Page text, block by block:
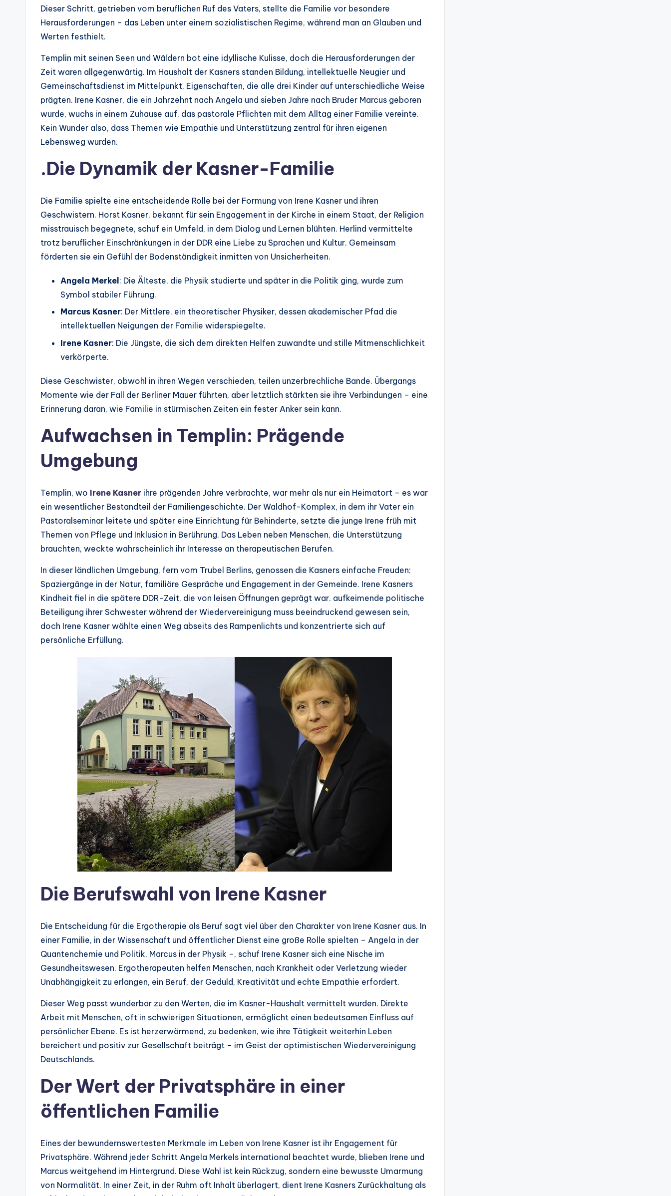
Dieser Schritt, getrieben vom beruflichen Ruf des Vaters, stellte die Familie vor besondere
Herausforderungen – das Leben unter einem sozialistischen Regime, während man an Glauben und
Werten festhielt.
Templin mit seinen Seen und Wäldern bot eine idyllische Kulisse, doch die Herausforderungen der
Zeit waren allgegenwärtig. Im Haushalt der Kasners standen Bildung, intellektuelle Neugier und
Gemeinschaftsdienst im Mittelpunkt, Eigenschaften, die alle drei Kinder auf unterschiedliche Weise
prägten. Irene Kasner, die ein Jahrzehnt nach Angela und sieben Jahre nach Bruder Marcus geboren
wurde, wuchs in einem Zuhause auf, das pastorale Pflichten mit dem Alltag einer Familie vereinte.
Kein Wunder also, dass Themen wie Empathie und Unterstützung zentral für ihren eigenen
Lebensweg wurden.
.Die Dynamik der Kasner-Familie
Die Familie spielte eine entscheidende Rolle bei der Formung von Irene Kasner und ihren
Geschwistern. Horst Kasner, bekannt für sein Engagement in der Kirche in einem Staat, der Religion
misstrauisch begegnete, schuf ein Umfeld, in dem Dialog und Lernen blühten. Herlind vermittelte
trotz beruflicher Einschränkungen in der DDR eine Liebe zu Sprachen und Kultur. Gemeinsam
förderten sie ein Gefühl der Bodenständigkeit inmitten von Unsicherheiten.
Angela Merkel : Die Älteste, die Physik studierte und später in die Politik ging, wurde zum
Symbol stabiler Führung.
Marcus Kasner: Der Mittlere, ein theoretischer Physiker, dessen akademischer Pfad die
intellektuellen Neigungen der Familie widerspiegelte.
Irene Kasner: Die Jüngste, die sich dem direkten Helfen zuwandte und stille Mitmenschlichkeit
verkörperte.
Diese Geschwister, obwohl in ihren Wegen verschieden, teilen unzerbrechliche Bande. Übergangs
Momente wie der Fall der Berliner Mauer führten, aber letztlich stärkten sie ihre Verbindungen – eine
Erinnerung daran, wie Familie in stürmischen Zeiten ein fester Anker sein kann.
Aufwachsen in Templin: Prägende
Umgebung
Templin, wo Irene Kasner ihre prägenden Jahre verbrachte, war mehr als nur ein Heimatort – es war
ein wesentlicher Bestandteil der Familiengeschichte. Der Waldhof-Komplex, in dem ihr Vater ein
Pastoralseminar leitete und später eine Einrichtung für Behinderte, setzte die junge Irene früh mit
Themen von Pflege und Inklusion in Berührung. Das Leben neben Menschen, die Unterstützung
brauchten, weckte wahrscheinlich ihr Interesse an therapeutischen Berufen.
In dieser ländlichen Umgebung, fern vom Trubel Berlins, genossen die Kasners einfache Freuden:
Spaziergänge in der Natur, familiäre Gespräche und Engagement in der Gemeinde. Irene Kasners
Kindheit fiel in die spätere DDR-Zeit, die von leisen Öffnungen geprägt war. aufkeimende politische
Beteiligung ihrer Schwester während der Wiedervereinigung muss beeindruckend gewesen sein,
doch Irene Kasner wählte einen Weg abseits des Rampenlichts und konzentrierte sich auf
persönliche Erfüllung.
Die Berufswahl von Irene Kasner
Die Entscheidung für die Ergotherapie als Beruf sagt viel über den Charakter von Irene Kasner aus. In
einer Familie, in der Wissenschaft und öffentlicher Dienst eine große Rolle spielten – Angela in der
Quantenchemie und Politik, Marcus in der Physik –, schuf Irene Kasner sich eine Nische im
Gesundheitswesen. Ergotherapeuten helfen Menschen, nach Krankheit oder Verletzung wieder
Unabhängigkeit zu erlangen, ein Beruf, der Geduld, Kreativität und echte Empathie erfordert.
Dieser Weg passt wunderbar zu den Werten, die im Kasner-Haushalt vermittelt wurden. Direkte
Arbeit mit Menschen, oft in schwierigen Situationen, ermöglicht einen bedeutsamen Einfluss auf
persönlicher Ebene. Es ist herzerwärmend, zu bedenken, wie ihre Tätigkeit weiterhin Leben
bereichert und positiv zur Gesellschaft beiträgt – im Geist der optimistischen Wiedervereinigung
Deutschlands.
Der Wert der Privatsphäre in einer
öffentlichen Familie
Eines der bewundernswertesten Merkmale im Leben von Irene Kasner ist ihr Engagement für
Privatsphäre. Während jeder Schritt Angela Merkels international beachtet wurde, blieben Irene und
Marcus weitgehend im Hintergrund. Diese Wahl ist kein Rückzug, sondern eine bewusste Umarmung
von Normalität. In einer Zeit, in der Ruhm oft Inhalt überlagert, dient Irene Kasners Zurückhaltung als